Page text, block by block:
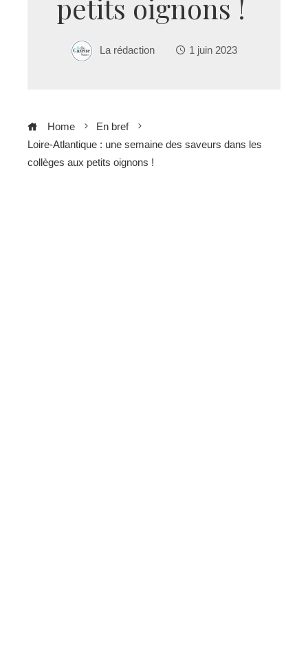
petits oignons !
La rédaction 1 juin 2023
Home
En bref
Loire-Atlantique : une semaine des saveurs dans les
collèges aux petits oignons !